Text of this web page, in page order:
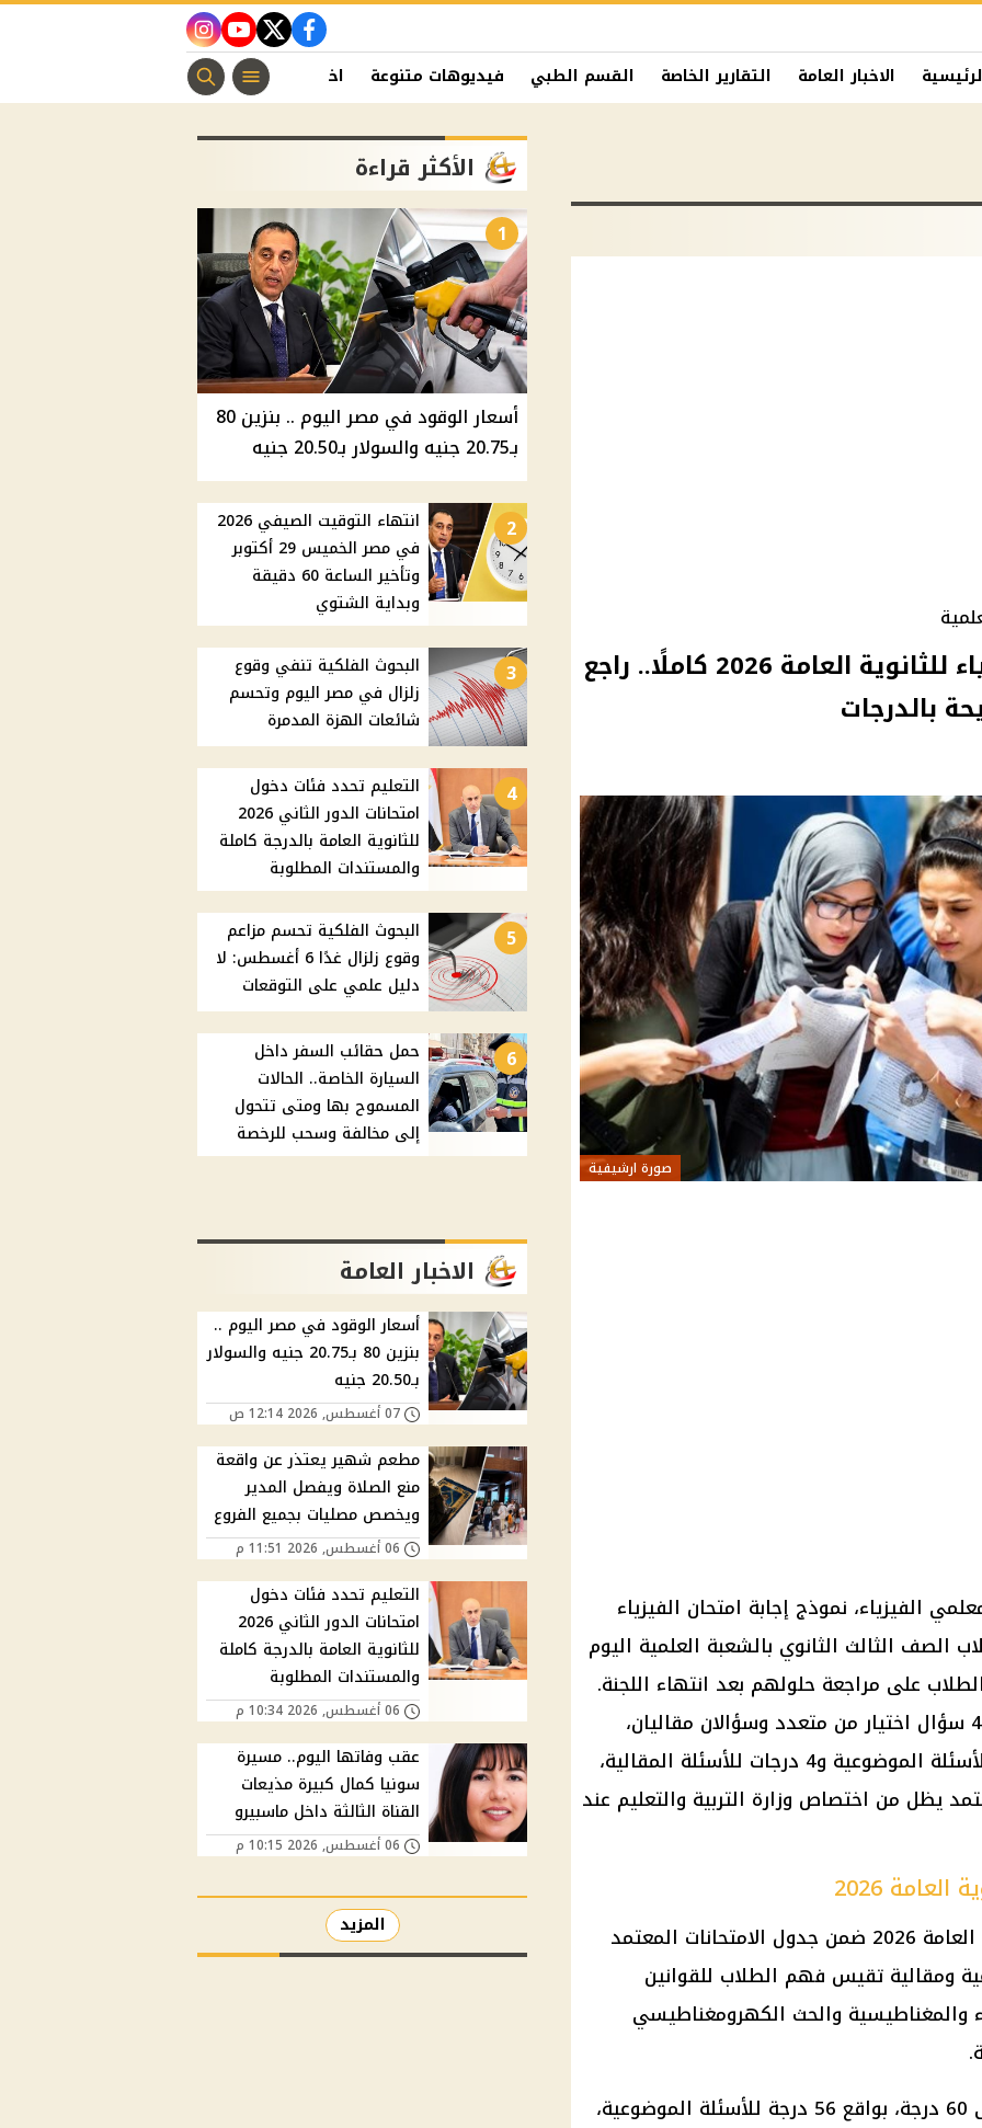
facebook
twitter
youtube
instagram
الاخبار العامة التقارير الخاصة القسم الطبي فيديوهات متنوعة اخبار الفن منوعات مسيحية
نموذج إجابة امتحان الفيزياء للثانوية العامة 2026 كاملًا.. راجع
بالدرجات
صورة ارشيفية
الفيزياء، نموذج إجابة امتحان الفيزياء
الذي أداه طلاب الصف الثالث الثانوي بالشعبة العلمية اليوم
لمساعدة الطلاب على مراجعة حلولهم بعد انتهاء اللجنة.
وتضمن الامتحان 46 سؤالًا، بينها 44 سؤال اختيار من متعدد وسؤالان مقاليان،
بإجمالي 60 درجة، منها 56 درجة للأسئلة الموضوعية و4 درجات للأسئلة المقالية،
يظل من اختصاص وزارة التربية والتعليم عند
2026
2026
ضمن جدول الامتحانات المعتمد
ومقالية تقيس فهم الطلاب للقوانين
والمغناطيسية والحث الكهرومغناطيسي
وتوزعت الدرجة الكلية للامتحان على 60 درجة، بواقع 56 درجة للأسئلة الموضوعية،
الأكثر قراءة
1
أسعار الوقود في مصر اليوم .. بنزين 80
بـ20.75 جنيه والسولار بـ20.50 جنيه
2
انتهاء التوقيت الصيفي 2026
في مصر الخميس 29 أكتوبر
وتأخير الساعة 60 دقيقة
وبداية الشتوي
3
البحوث الفلكية تنفي وقوع
زلزال في مصر اليوم وتحسم
شائعات الهزة المدمرة
4
التعليم تحدد فئات دخول
امتحانات الدور الثاني 2026
للثانوية العامة بالدرجة كاملة
والمستندات المطلوبة
5
البحوث الفلكية تحسم مزاعم
وقوع زلزال غدًا 6 أغسطس: لا
دليل علمي على التوقعات
6
حمل حقائب السفر داخل
السيارة الخاصة.. الحالات
المسموح بها ومتى تتحول
إلى مخالفة وسحب للرخصة
الاخبار العامة
أسعار الوقود في مصر اليوم ..
بنزين 80 بـ20.75 جنيه والسولار
بـ20.50 جنيه
07 أغسطس, 2026 12:14 ص
مطعم شهير يعتذر عن واقعة
منع الصلاة ويفصل المدير
ويخصص مصليات بجميع الفروع
06 أغسطس, 2026 11:51 م
التعليم تحدد فئات دخول
امتحانات الدور الثاني 2026
للثانوية العامة بالدرجة كاملة
والمستندات المطلوبة
06 أغسطس, 2026 10:34 م
عقب وفاتها اليوم.. مسيرة
سونيا كمال كبيرة مذيعات
القناة الثالثة داخل ماسبيرو
06 أغسطس, 2026 10:15 م
المزيد